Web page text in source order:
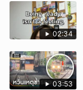
02:34
03:53